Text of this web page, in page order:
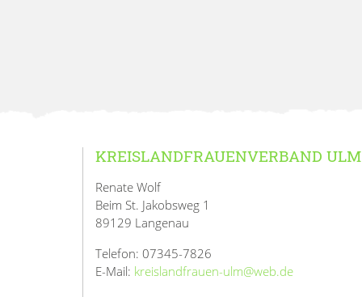
KREISLANDFRAUENVERBAND ULM
Renate Wolf
Beim St. Jakobsweg 1
89129 Langenau
Telefon: 07345-7826
E-Mail: kreislandfrauen-ulm@web.de